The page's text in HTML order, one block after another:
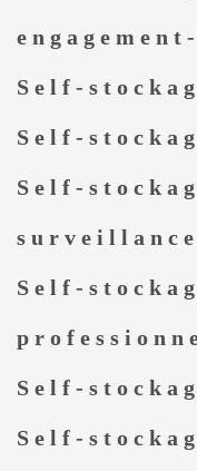
Self-
Self-
Self-
Self-
Self-
Self-